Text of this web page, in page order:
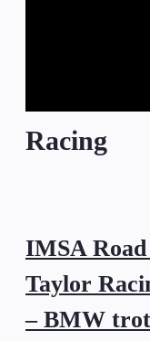
Racing
IMSA
Taylor
– BMW